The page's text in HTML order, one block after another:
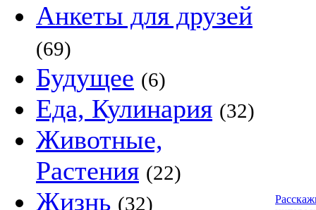
Анкеты для друзей
(69)
Будущее (6)
Еда, Кулинария (32)
Животные,
Растения (22)
Жизнь (32)